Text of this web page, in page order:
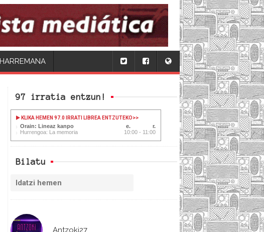
HARREMANA
97 irratia entzun!
KLIKA HEMEN 97.0 IRRATI LIBREA ENTZUTEKO>>
Orain: Lineaz kanpo
Hurrengoa: La memoria
10:00 - 11:00
Bilatu
Antzoki27